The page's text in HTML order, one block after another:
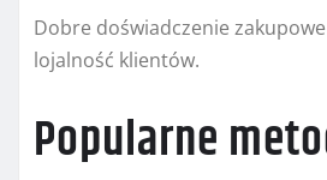
Dobre doświadczenie
lojalność klientów.
Popularne